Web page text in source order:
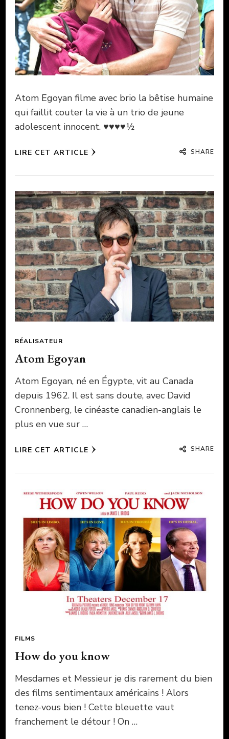
Atom Egoyan filme avec brio la bêtise humaine
qui faillit couter la vie à un trio de jeune
adolescent innocent. ♥♥♥♥½
LIRE CET ARTICLE SHARE
RÉALISATEUR
Atom Egoyan
Atom Egoyan, né en Égypte, vit au Canada
depuis 1962. Il est sans doute, avec David
Cronnenberg, le cinéaste canadien-anglais le
plus en vue sur …
LIRE CET ARTICLE SHARE
FILMS
How do you know
Mesdames et Messieur je dis rarement du bien
des films sentimentaux américains ! Alors
tenez-vous bien ! Cette bleuette vaut
franchement le détour ! On …